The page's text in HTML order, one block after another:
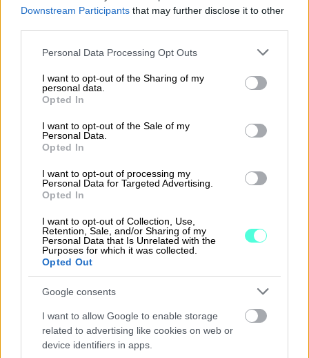
Downstream Participants that may further disclose it to other
Please note that this website/app uses one or more Google
not limited to your visit or usage behaviour. You may click to
grant or deny consent to Google and its third-party tags to
use your data for below specified purposes in below Google
consent section.
Personal Data Processing Opt Outs
I want to opt-out of the Sharing of my
personal data.
Opted In
I want to opt-out of the Sale of my
Personal Data.
Opted In
I want to opt-out of processing my
Personal Data for Targeted Advertising.
Opted In
I want to opt-out of Collection, Use,
Retention, Sale, and/or Sharing of my
Personal Data that Is Unrelated with the
Purposes for which it was collected.
Opted Out
Google consents
I want to allow Google to enable storage
related to advertising like cookies on web or
device identifiers in apps.
Yrittäjän taloushallinnon ja
kirjanpidon ohjelmisto
käytä aikasi paremmin. Aloitus nyt
maksutta rajoitetun ajan!
Tutustu Procountoriin
Takaisin etusivulle